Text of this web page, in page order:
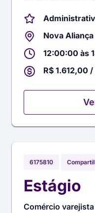
Nova
12:00:00 às
R$ 1.612,00
6175810
Estágio
Comércio